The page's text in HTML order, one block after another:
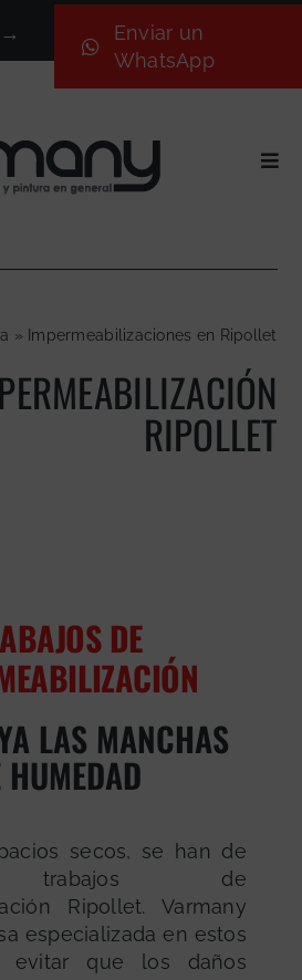
Enviar un
WhatsApp
» Impermeabilizaciones en Ripollet
RIPOLLET
DE
LAS MANCHAS
HUMEDAD
secos, se han de
trabajos de
Ripollet. Varmany
especializada en estos
evitar que los daños